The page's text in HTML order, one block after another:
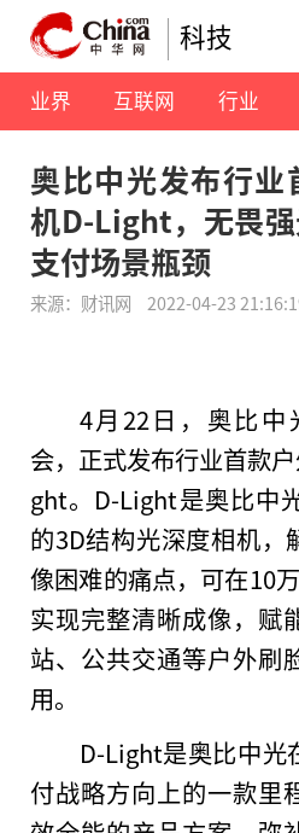
科技
业界 互联网 行业
奥比中光发布行
机D-Light，无畏
支付场景瓶颈
来源：财讯网 2022-04-23
4月22日，奥比中
会，正式发布行业首款
ght。D-Light是奥比中
的3D结构光深度相机，
像困难的痛点，可在10
实现完整清晰成像，赋
站、公共交通等户外刷
用。
D-Light是奥比中光
付战略方向上的一款里